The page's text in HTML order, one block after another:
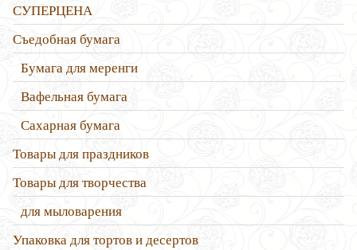
СУПЕРЦЕНА
Съедобная бумага
Бумага для меренги
Вафельная бумага
Сахарная бумага
Товары для праздников
Товары для творчества
для мыловарения
Упаковка для тортов и десертов